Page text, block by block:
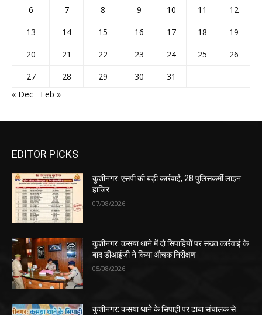
6
7 8 9 10 11
12
13
14 15 16 17 18
19
20
21 22 23 24 25
26
27
28 29 30
31
« Dec
Feb »
EDITOR PICKS
कुशीनगर: एसपी की बड़ी कार्रवाई, 28 पुलिसकर्मी लाइन
हाजिर
07/08/2026
कुशीनगर: कसया थाने में दो सिपाहियों पर सख्त कार्रवाई के
बाद डीआईजी ने किया औचक निरीक्षण
05/08/2026
कुशीनगर: कसया थाने के सिपाही पर ढाबा संचालक से